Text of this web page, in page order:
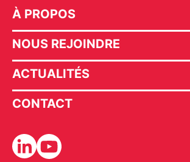
À PROPOS
NOUS REJOINDRE
ACTUALITÉS
CONTACT